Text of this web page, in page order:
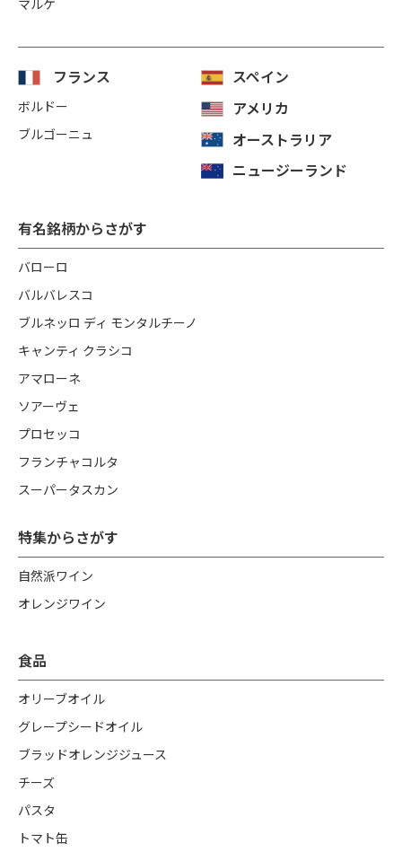
マルケ
フランス
ボルドー
ブルゴーニュ
スペイン
アメリカ
オーストラリア
ニュージーランド
有名銘柄からさがす
バローロ
バルバレスコ
ブルネッロ ディ モンタルチーノ
キャンティ クラシコ
アマローネ
ソアーヴェ
プロセッコ
フランチャコルタ
スーパータスカン
特集からさがす
自然派ワイン
オレンジワイン
食品
オリーブオイル
グレープシードオイル
ブラッドオレンジジュース
チーズ
パスタ
トマト缶